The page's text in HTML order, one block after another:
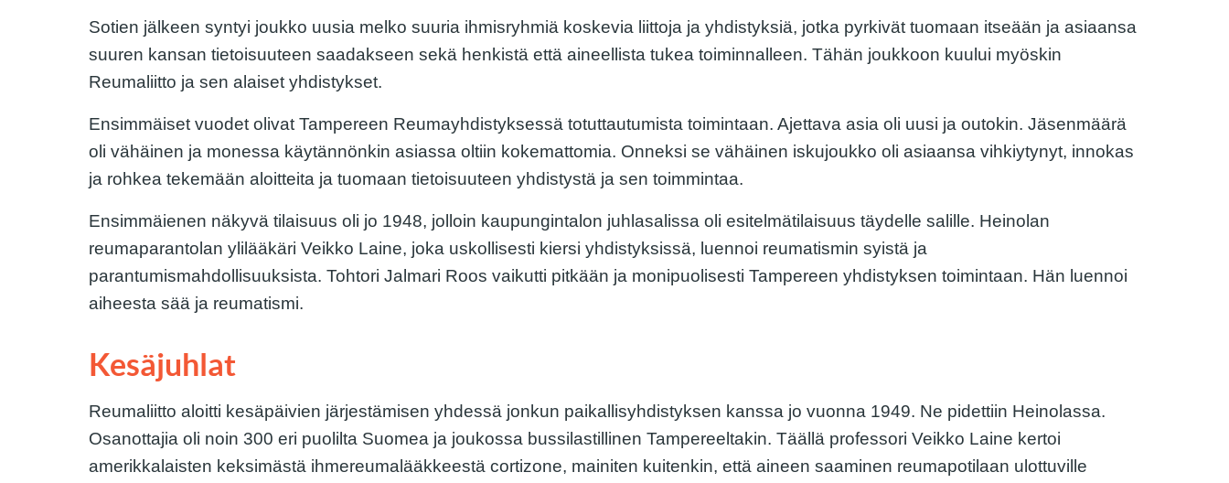
Sotien jälkeen syntyi joukko uusia melko suuria ihmisryhmiä koskevia liittoja ja yhdistyksiä, jotka pyrkivät tuomaan itseään ja asiaansa
suuren kansan tietoisuuteen saadakseen sekä henkistä että aineellista tukea toiminnalleen. Tähän joukkoon kuului myöskin
Reumaliitto ja sen alaiset yhdistykset.
Ensimmäiset vuodet olivat Tampereen Reumayhdistyksessä totuttautumista toimintaan. Ajettava asia oli uusi ja outokin. Jäsenmäärä
oli vähäinen ja monessa käytännönkin asiassa oltiin kokemattomia. Onneksi se vähäinen iskujoukko oli asiaansa vihkiytynyt, innokas
ja rohkea tekemään aloitteita ja tuomaan tietoisuuteen yhdistystä ja sen toimmintaa.
Ensimmäienen näkyvä tilaisuus oli jo 1948, jolloin kaupungintalon juhlasalissa oli esitelmätilaisuus täydelle salille. Heinolan
reumaparantolan ylilääkäri Veikko Laine, joka uskollisesti kiersi yhdistyksissä, luennoi reumatismin syistä ja
parantumismahdollisuuksista. Tohtori Jalmari Roos vaikutti pitkään ja monipuolisesti Tampereen yhdistyksen toimintaan. Hän luennoi
aiheesta sää ja reumatismi.
Kesäjuhlat
Reumaliitto aloitti kesäpäivien järjestämisen yhdessä jonkun paikallisyhdistyksen kanssa jo vuonna 1949. Ne pidettiin Heinolassa.
Osanottajia oli noin 300 eri puolilta Suomea ja joukossa bussilastillinen Tampereeltakin. Täällä professori Veikko Laine kertoi
amerikkalaisten keksimästä ihmereumalääkkeestä cortizone, mainiten kuitenkin, että aineen saaminen reumapotilaan ulottuville